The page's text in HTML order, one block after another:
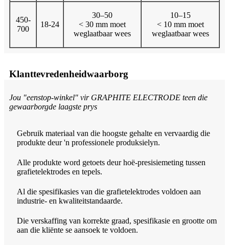
450-
700
18-24
30–50
< 30 mm moet
weglaatbaar wees
10–15
< 10 mm moet
weglaatbaar wees
Klanttevredenheidwaarborg
Jou "eenstop-winkel" vir GRAPHITE ELECTRODE teen die
gewaarborgde laagste prys
Gebruik materiaal van die hoogste gehalte en vervaardig die
produkte deur 'n professionele produksielyn.
Alle produkte word getoets deur hoë-presisiemeting tussen
grafietelektrodes en tepels.
Al die spesifikasies van die grafietelektrodes voldoen aan
industrie- en kwaliteitstandaarde.
Die verskaffing van korrekte graad, spesifikasie en grootte om
aan die kliënte se aansoek te voldoen.